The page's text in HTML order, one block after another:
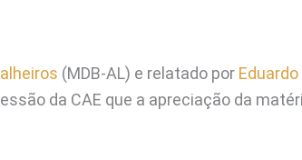
(MDB-AL) e relatado por
da CAE que a apreciação da